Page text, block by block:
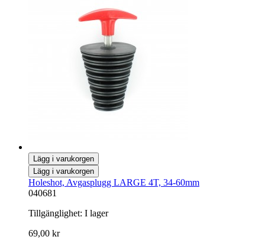
Lägg i varukorgen
Lägg i varukorgen
Holeshot, Avgasplugg LARGE 4T, 34-60mm
040681
Tillgänglighet: I lager
69,00 kr